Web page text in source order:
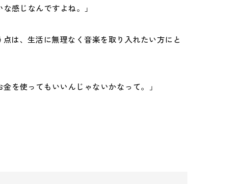
感じなんですよね。」
は、生活に無理なく音楽を取り入れたい方にと
を使ってもいいんじゃないかなって。」